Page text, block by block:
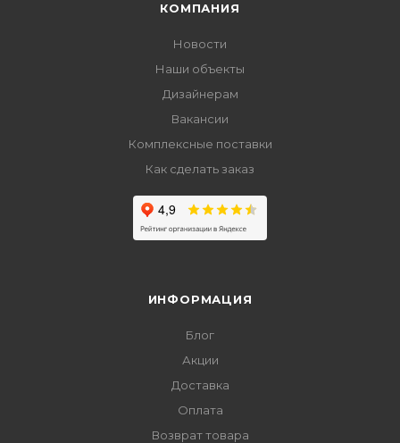
КОМПАНИЯ
Новости
Наши объекты
Дизайнерам
Вакансии
Комплексные поставки
Как сделать заказ
ИНФОРМАЦИЯ
Блог
Акции
Доставка
Оплата
Возврат товара